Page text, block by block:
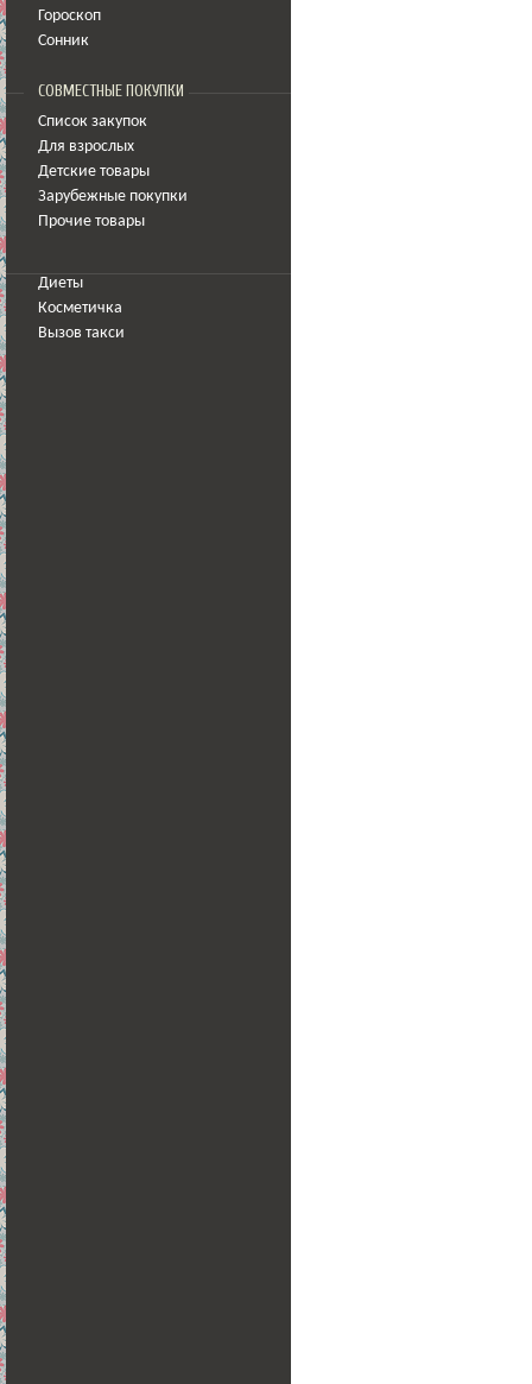
Гороскоп
Сонник
СОВМЕСТНЫЕ ПОКУПКИ
Список закупок
Для взрослых
Детские товары
Зарубежные покупки
Прочие товары
Диеты
Косметичка
Вызов такси